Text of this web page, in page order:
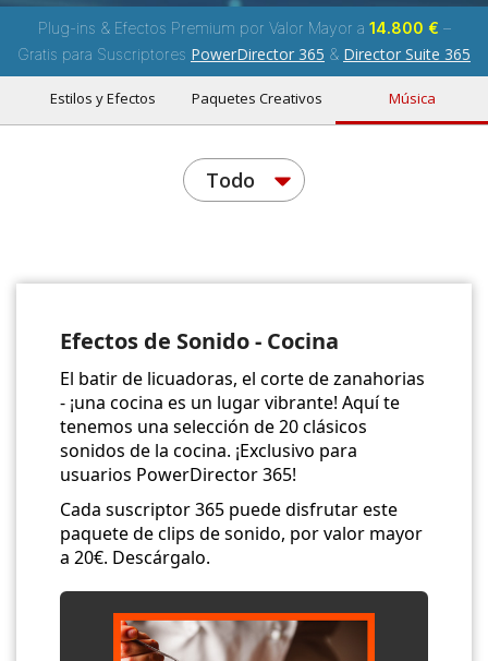
Plug-ins & Efectos Premium por Valor Mayor a 14.800 € –
Gratis para Suscriptores PowerDirector 365 & Director Suite 365
Estilos y Efectos Paquetes Creativos Música
Todo
Efectos de Sonido - Cocina
El batir de licuadoras, el corte de zanahorias
- ¡una cocina es un lugar vibrante! Aquí te
tenemos una selección de 20 clásicos
sonidos de la cocina. ¡Exclusivo para
usuarios PowerDirector 365!
Cada suscriptor 365 puede disfrutar este
paquete de clips de sonido, por valor mayor
a 20€. Descárgalo.